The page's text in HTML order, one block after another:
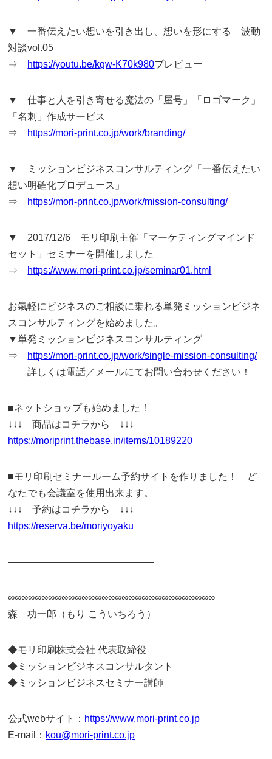
▼ 一番伝えたい想いを引き出し、想いを形にする 波動
対談vol.05
⇒ https://youtu.be/kgw-K70k980プレビュー
▼ 仕事と人を引き寄せる魔法の「屋号」「ロゴマーク」
「名刺」作成サービス
⇒ https://mori-print.co.jp/work/branding/
▼ ミッションビジネスコンサルティング「一番伝えたい
想い明確化プロデュース」
⇒ https://mori-print.co.jp/work/mission-consulting/
▼ 2017/12/6 モリ印刷主催「マーケティングマインド
セット」セミナーを開催しました
⇒ https://www.mori-print.co.jp/seminar01.html
お氣軽にビジネスのご相談に乗れる単発ミッションビジネ
スコンサルティングを始めました。
▼単発ミッションビジネスコンサルティング
⇒ https://mori-print.co.jp/work/single-mission-consulting/
詳しくは電話／メールにてお問い合わせください！
■ネットショップも始めました！
↓↓↓ 商品はコチラから ↓↓↓
https://moriprint.thebase.in/items/10189220
■モリ印刷セミナールーム予約サイトを作りました！ ど
なたでも会議室を使用出来ます。
↓↓↓ 予約はコチラから ↓↓↓
https://reserva.be/moriyoyaku
———————————————
∞∞∞∞∞∞∞∞∞∞∞∞∞∞∞∞∞∞∞∞∞∞∞∞∞∞∞∞∞∞∞
森 功一郎（もり こういちろう）
◆モリ印刷株式会社 代表取締役
◆ミッションビジネスコンサルタント
◆ミッションビジネスセミナー講師
公式webサイト： https://www.mori-print.co.jp
E-mail： kou@mori-print.co.jp